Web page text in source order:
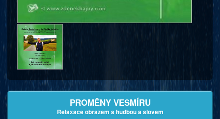
PROMĚNY VESMÍRU
Relaxace obrazem s hudbou a slovem